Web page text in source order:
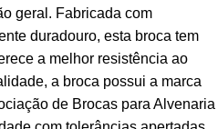
geral. Fabricada com
duradouro, esta broca tem
a melhor resistência ao
a broca possui a marca
de Brocas para Alvenaria